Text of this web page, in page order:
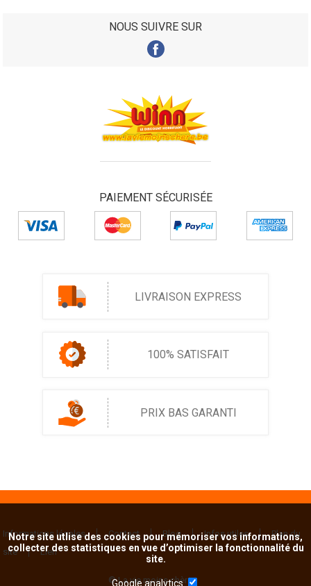
NOUS SUIVRE SUR
PAIEMENT SÉCURISÉE
LIVRAISON EXPRESS
100% SATISFAIT
PRIX BAS GARANTI
Informations légales Contact Blog Infos utiles
Plan du
site
Lien
© La vie moins chère
Notre site utlise des cookies pour mémoriser vos informations,
collecter des statistiques en vue d’optimiser la fonctionnalité du
site.
Google analytics